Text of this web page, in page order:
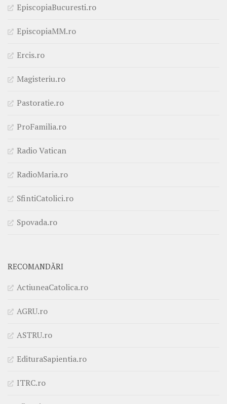
EpiscopiaBucuresti.ro
EpiscopiaMM.ro
Ercis.ro
Magisteriu.ro
Pastoratie.ro
ProFamilia.ro
Radio Vatican
RadioMaria.ro
SfintiCatolici.ro
Spovada.ro
RECOMANDĂRI
ActiuneaCatolica.ro
AGRU.ro
ASTRU.ro
EdituraSapientia.ro
ITRC.ro